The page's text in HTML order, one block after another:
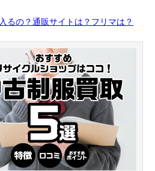
るの？通販サイトは？フリマは？